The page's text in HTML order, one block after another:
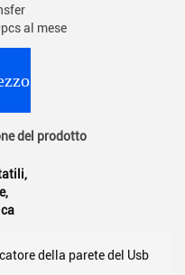
al mese
del prodotto
,
,
della parete del Usb